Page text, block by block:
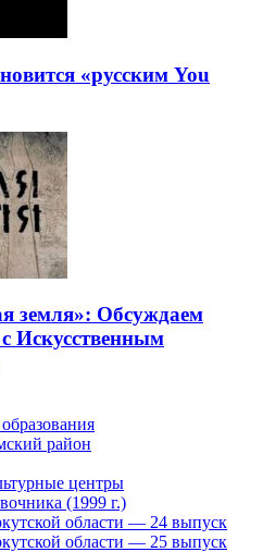
«русским You
земля»: Обсуждаем
Искусственным
район
центры
(1999 г.)
области — 24 выпуск
области — 25 выпуск